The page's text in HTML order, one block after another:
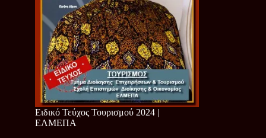
Ειδικό Τεύχος Τουρισμού 2024 |
ΕΛΜΕΠΑ